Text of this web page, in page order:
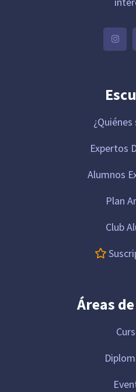
Expertos
Alumnos
Plan
Club
Áreas